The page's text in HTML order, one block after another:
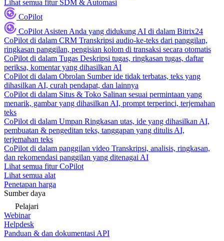
Lihat semua fitur SDM & Automasi
CoPilot
CoPilot Asisten Anda yang didukung AI di dalam Bitrix24
CoPilot di dalam CRM Transkripsi audio-ke-teks dari panggilan,
ringkasan panggilan, pengisian kolom di transaksi secara otomatis
CoPilot di dalam Tugas Deskripsi tugas, ringkasan tugas, daftar
periksa, komentar yang dihasilkan AI
CoPilot di dalam Obrolan Sumber ide tidak terbatas, teks yang
dihasilkan AI, curah pendapat, dan lainnya
CoPilot di dalam Situs & Toko Salinan sesuai permintaan yang
menarik, gambar yang dihasilkan AI, prompt terperinci, terjemahan
teks
CoPilot di dalam Umpan Ringkasan utas, ide yang dihasilkan AI,
pembuatan & pengeditan teks, tanggapan yang ditulis AI,
terjemahan teks
CoPilot di dalam panggilan video Transkripsi, analisis, ringkasan,
dan rekomendasi panggilan yang ditenagai AI
Lihat semua fitur CoPilot
Lihat semua alat
Penetapan harga
Sumber daya
Pelajari
Webinar
Helpdesk
Panduan & dan dokumentasi API